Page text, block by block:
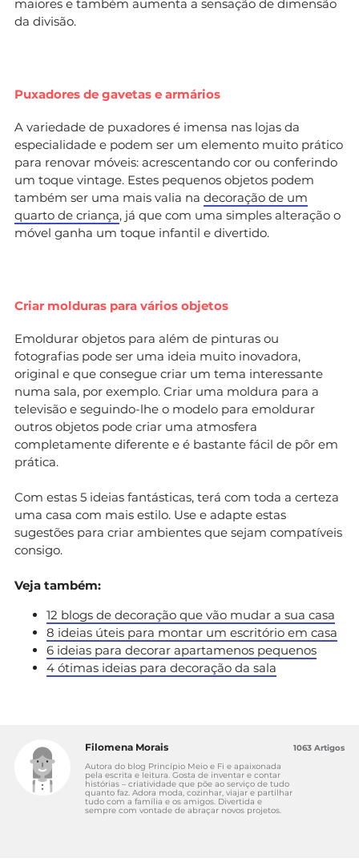
maiores e também aumenta a sensação de dimensão
da divisão.
Puxadores de gavetas e armários
A variedade de puxadores é imensa nas lojas da
especialidade e podem ser um elemento muito prático
para renovar móveis: acrescentando cor ou conferindo
um toque vintage. Estes pequenos objetos podem
também ser uma mais valia na decoração de um
quarto de criança, já que com uma simples alteração o
móvel ganha um toque infantil e divertido.
Criar molduras para vários objetos
Emoldurar objetos para além de pinturas ou
fotografias pode ser uma ideia muito inovadora,
original e que consegue criar um tema interessante
numa sala, por exemplo. Criar uma moldura para a
televisão e seguindo-lhe o modelo para emoldurar
outros objetos pode criar uma atmosfera
completamente diferente e é bastante fácil de pôr em
prática.
Com estas 5 ideias fantásticas, terá com toda a certeza
uma casa com mais estilo. Use e adapte estas
sugestões para criar ambientes que sejam compatíveis
consigo.
Veja também:
12 blogs de decoração que vão mudar a sua casa
8 ideias úteis para montar um escritório em casa
6 ideias para decorar apartamenos pequenos
4 ótimas ideias para decoração da sala
Filomena Morais
Autora do blog Princípio Meio e Fi e apaixonada
pela escrita e leitura. Gosta de inventar e contar
histórias – criatividade que põe ao serviço de tudo
quanto faz. Adora moda, cozinhar, viajar e partilhar
tudo com a família e os amigos. Divertida e
sempre com vontade de abraçar novos projetos.
1063 Artigos